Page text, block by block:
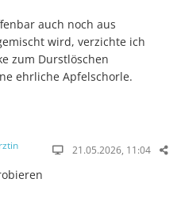
auch noch aus
wird, verzichte ich
zum Durstlöschen
ehrliche Apfelschorle.
21.05.2026, 11:04